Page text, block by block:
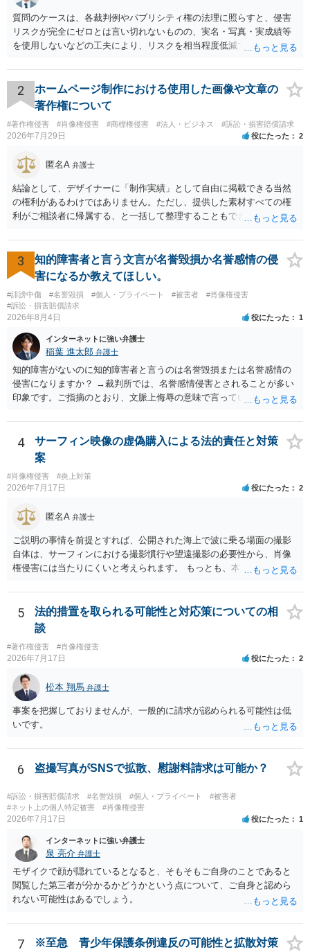
質問のケースは、各裁判例やパブリシティ権の法理に照らすと、侵害
リスクが完全にゼロとは言い切れないものの、実名・写真・実成績等
を使用しないなどの工夫により、リスクを相当程度低減できる設計に
推測できる」という点は、裁判で争われた場合に「専ら顧客吸引力の
利用を目的とする」と判断される余地を残すため、一定の注意が必要
です。 また、広告収益の有無は、侵害判断に一定の影響を与える可能
性がありますが、決定的要因ではありません。 パブリシティ権侵害の
成否は、主に「専ら顧客吸引力の利用を目的とするか」という点で判
断されます。広告収益があることは「商業的目的」を強く示す要素で
すが、それだけで直ちに侵害となるわけではありません。完全無償・
非営利であれば「表現の自由」「創作物」としての側面が強く評価さ
れる可能性があります。一方、広告収益がある場合は「商業利用」と
しての色彩が強まり、リスクが高まる可能性があります。 公開前に変
更・確認しておく事項については、公開の場でアドバイスするにも限
界があるかと思うので、資料等を持参の上、弁護士に相談されること
も一つかと存じます。
2
ホームページ制作における使用した画像や文章の
著作権について
#著作権侵害 #肖像権侵害 #商標権侵害 #法人・ビジネス #訴訟・損害賠償請求
2026年7月29日 役にたった 2
匿名A 弁護士
結論として、デザイナーに「制作実績」として自由に掲載できる当然
の権利があるわけではありません。ただし、提供した素材すべての権
利がご相談者に帰属する、と一括して整理することもできません。 ご
身が著作権者です。 他方、ブランド名、文字主体のロゴ、商品情報、
短いキャッチコピー、販売コンセプトなどは、通常、著作物には当た
りません。ただし、ロゴに独自の図形やイラスト等が含まれる場合に
は、その表現部分が著作物となる可能性があります。 また、人物写真
の著作権は撮影者に、肖像に関する権利は被写体本人に帰属します
（著作権法2条・17条）。 ウェブサイト全体に当然に著作権が生じる
等は別として、一般的なレイアウトや配色、依頼者から提供された素
材を希望に沿って配置した部分には、通常、著作物性は認められにく
いと考えられます。仮に具体的な画面構成の一部に創作性が認められ
ても、その権利は当該部分に限られ、ご相談者の写真や文章等を制作
実績として掲載する権限まで当然に生じるものではありません。 もっ
の同意があれば別です。また、単に制作を担当した事実を記載した
り、公開中のサイトへリンクしたりする行為まで当然に禁止できると
は限りません。 人物写真については、通常のSNSへの無断掲載と同
様、掲載目的、態様、必要性、本人の特定可能性等から判断されま
す。営業目的であり、本人も掲載を拒否していることは、違法性を認
める方向の事情となりますが、自動的に肖像権侵害となるわけではあ
りません。 まず、見積書、メール、チャット、デザイナーの利用規約
を確認したうえで、「提供素材及びこれを含む画面の複製・SNS掲載
を許諾しない」と書面で明確に通知することをお勧めします。すでに
掲載された場合は、URL、掲載日時、画面を保存してから削除を求め
てください。
3
知的障害者と言う文言が名誉毀損か名誉感情の侵
害になるか教えてほしい。
#誹謗中傷 #名誉毀損 #個人・プライベート #被害者
#肖像権侵害
#訴訟・損害賠償請求
2026年8月4日 役にたった 1
インターネットに強い弁護士
稲葉 進太郎 弁護士
知的障害がないのに知的障害者と言うのは名誉毀損または名誉感情の
侵害になりますか？ →裁判所では、名誉感情侵害とされることが多い
印象です。ご指摘のとおり、文脈上侮辱の意味で言っている点も加味
4
サーフィン映像の虚偽購入による法的責任と対策
案
#肖像権侵害 #炎上対策
2026年7月17日 役にたった 2
匿名A 弁護士
ご説明の事情を前提とすれば、公開された海上で波に乗る場面の撮影
自体は、サーフィンにおける撮影慣行や望遠撮影の必要性から、肖像
権侵害には当たりにくいと考えられます。 もっとも、本人の同意前に
です。低解像度化や透かしだけでは十分とは限らず、事前同意を取得
する、第三者が識別できない程度に加工する、又は本人のアカウント
内だけで表示する方法を検討すべきです。 なりすまし購入・転売が行
われた場合、御社の責任が当然に生じるわけではありません。しか
し、自己申告だけで購入でき、自社が照合不一致を検出しても販売を
止めていない現行の運用では、予測可能な不正への対策を怠ったとし
て、撮影された本人に対する損害賠償責任が認められる可能性があり
ます。 検討中の対策は、いずれも過剰ではなく、必要な方向性です。
ただし、それだけで十分とはいえません。ゲスト購入の廃止は購入者
の追跡には役立ちますが、その人が被写体本人であることまでは確認
できません。照合不一致時の販売保留・手動レビューは特に重要で
す。セッションの遡及作成は、検知するだけでなく、原則として販売
保留又は追加確認の対象とすべきです。フォレンジック透かしは転売
者の特定や抑止には有効ですが、不正購入や同意前の公開自体を防ぐ
方法、無認証プレビューの廃止、申出時の即時非公開化、未購入映像
の保存期間などを整備する必要があります。実際の画面、照合ロジッ
のリーガルチェックを受けるのがよいでしょう。
5
法的措置を取られる可能性と対応策についての相
談
#著作権侵害 #肖像権侵害
2026年7月17日 役にたった 2
松本 翔馬 弁護士
事案を把握しておりませんが、一般的に請求が認められる可能性は低
いです。
6 盗撮写真がSNSで拡散、慰謝料請求は可能か？
#訴訟・損害賠償請求 #名誉毀損 #個人・プライベート
#被害者
#ネット上の個人特定被害
#肖像権侵害
2026年7月17日 役にたった 1
インターネットに強い弁護士
泉 亮介 弁護士
モザイクで顔が隠れているとなると、そもそもご自身のことであると
閲覧した第三者が分かるかどうかという点について、ご自身と認めら
れない可能性はあるでしょう。
7
※至急 青少年保護条例違反の可能性と拡散対策